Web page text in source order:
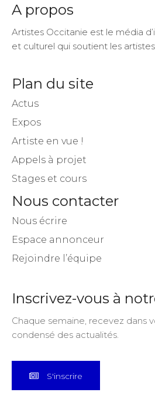
A propos
Artistes Occitanie est le média
et culturel qui soutient les
Plan du site
Actus
Expos
Artiste en vue !
Appels à projet
Stages et cours
Nous contacter
Nous écrire
Espace annonceur
Rejoindre l’équipe
Inscrivez-vous à
Chaque semaine, recevez dans
condensé des actualités.
S'inscrire